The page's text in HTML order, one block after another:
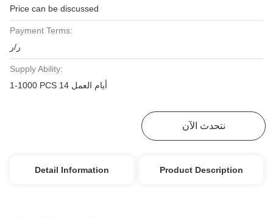
Price can be discussed
Payment Terms:
ر/ر
Supply Ability:
1-1000 PCS 14 أيام العمل
نتحدث الآن
Detail Information Product Description